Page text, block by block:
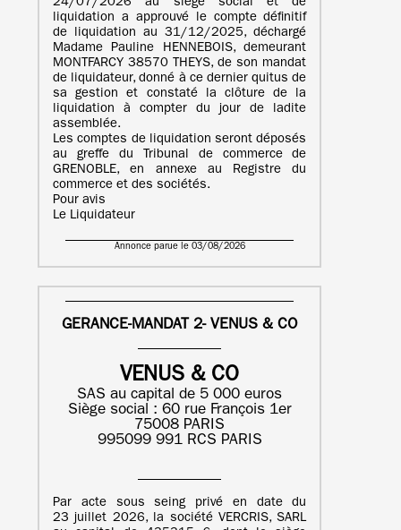
24/07/2026 au siège social et de
liquidation a approuvé le compte définitif
de liquidation au 31/12/2025, déchargé
Madame Pauline HENNEBOIS, demeurant
MONTFARCY 38570 THEYS, de son mandat
de liquidateur, donné à ce dernier quitus de
sa gestion et constaté la clôture de la
liquidation à compter du jour de ladite
assemblée.
Les comptes de liquidation seront déposés
au greffe du Tribunal de commerce de
GRENOBLE, en annexe au Registre du
commerce et des sociétés.
Pour avis
Le Liquidateur
Annonce parue le 03/08/2026
GERANCE-MANDAT 2- VENUS & CO
VENUS & CO
SAS au capital de 5 000 euros
Siège social : 60 rue François 1er
75008 PARIS
995099 991 RCS PARIS
Par acte sous seing privé en date du
23 juillet 2026, la société VERCRIS, SARL